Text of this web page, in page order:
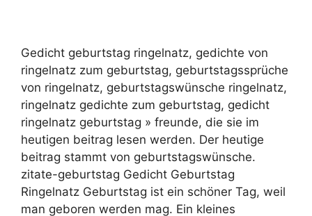
Gedicht geburtstag ringelnatz, gedichte von
ringelnatz zum geburtstag, geburtstagssprüche
von ringelnatz, geburtstagswünsche ringelnatz,
ringelnatz gedichte zum geburtstag, gedicht
ringelnatz geburtstag » freunde, die sie im
heutigen beitrag lesen werden. Der heutige
beitrag stammt von geburtstagswünsche.
zitate-geburtstag Gedicht Geburtstag
Ringelnatz Geburtstag ist ein schöner Tag, weil
man geboren werden mag. Ein kleines